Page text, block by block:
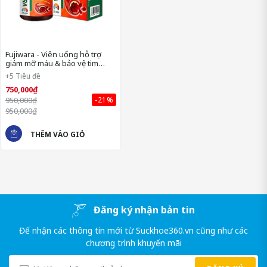
– Hỗn hợp 340mg cao tương đương với 3400mg thảo mộc thô
bao gồm:
Giúp làm giảm mỡ máu, mỡ gan, giảm béo cùng hỗ trợ ngăn
nguy cơ xơ vữa động mạch và đẩy nhanh quá trình trao đổi
chất, hỗ trợ điều hòa năng lượng rất tốt.
- Giảo cổ lam (アマチャヅル): 1200mg
Được biết đến bởi các tác dụng hỗ trợ cải thiện huyết áp, mỡ
máu, và nhiều bệnh khác về tim mạch.
hỗ trợ điều hòa mỡ máu và kinh nguyệt ứ trệ.
Hỗ trợ dưỡng huyết, thông kinh, tán ứ rất tốt, ngoài ra, nó
còn giúp cải thiện chức năng tim, làm giãn nở các động mạch
Fujiwara - Viên uống hỗ trợ
giảm mỡ máu & bảo vệ tim
mạch
+5 Tiêu đề
750,000₫
950,000₫
950,000₫
-21%
THÊM VÀO GIỎ
Đăng ký nhận bản tin
Đế nhận các thông tin mới từ Suckhoe360.vn cũng như các
chương trình khuyến mãi